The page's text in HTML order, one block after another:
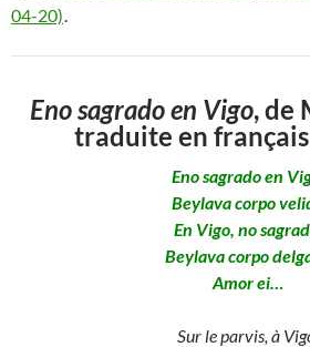
04-20)
Eno sagrado en Vigo, de
traduite en
Eno sagrado en
Beylava corpo
En Vigo, no
Beylava corpo
Amor ei…
Sur le parvis, à